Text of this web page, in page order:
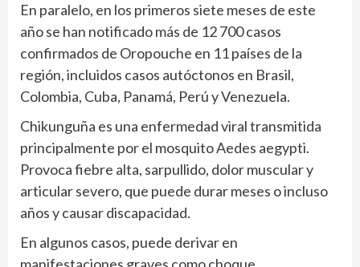
En paralelo, en los primeros siete meses de este
año se han notificado más de 12 700 casos
confirmados de Oropouche en 11 países de la
región, incluidos casos autóctonos en Brasil,
Colombia, Cuba, Panamá, Perú y Venezuela.
Chikunguña es una enfermedad viral transmitida
principalmente por el mosquito Aedes aegypti.
Provoca fiebre alta, sarpullido, dolor muscular y
articular severo, que puede durar meses o incluso
años y causar discapacidad.
En algunos casos, puede derivar en